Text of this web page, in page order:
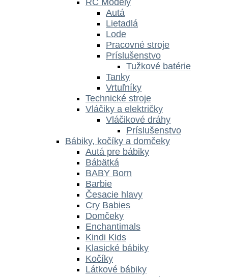
RC Modely
Autá
Lietadlá
Lode
Pracovné stroje
Príslušenstvo
Tužkové batérie
Tanky
Vrtuľníky
Technické stroje
Vláčiky a električky
Vláčikové dráhy
Príslušenstvo
Bábiky, kočíky a domčeky
Autá pre bábiky
Bábätká
BABY Born
Barbie
Česacie hlavy
Cry Babies
Domčeky
Enchantimals
Kindi Kids
Klasické bábiky
Kočíky
Látkové bábiky